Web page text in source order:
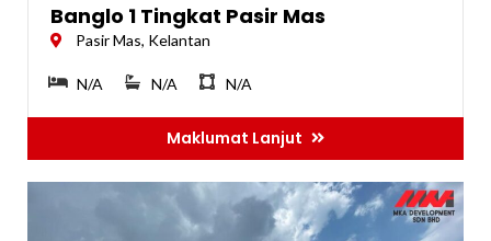
Banglo 1 Tingkat Pasir Mas
Pasir Mas, Kelantan
N/A N/A N/A
Maklumat Lanjut